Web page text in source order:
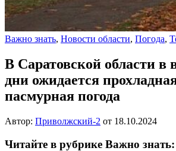
Важно знать, Новости области, Погода,
В Саратовской области в
дни ожидается
пасмурная погода
Автор: Приволжский-2 от 18.10.2024
Читайте в рубрике Важно знать: